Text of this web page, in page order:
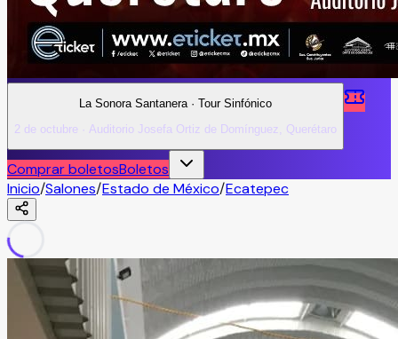
La Sonora Santanera · Tour Sinfónico
2 de octubre · Auditorio Josefa Ortiz de Domínguez, Querétaro
Comprar boletosBoletos
Inicio/Salones/Estado de México/Ecatepec